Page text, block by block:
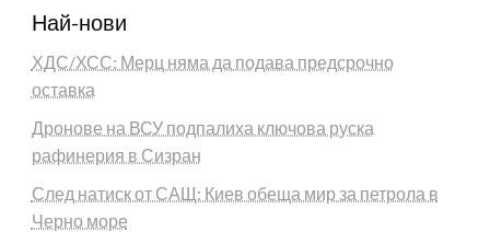
Най-нови
ХДС/ХСС: Мерц няма да подава предсрочно
оставка
Дронове на ВСУ подпалиха ключова руска
рафинерия в Сизран
След натиск от САЩ: Киев обеща мир за петрола в
Черно море